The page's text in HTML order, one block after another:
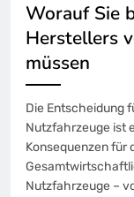
Worauf Sie
Herstellers
müssen
Die Entscheidung
Nutzfahrzeuge ist
Konsequenzen für
Nutzfahrzeuge –